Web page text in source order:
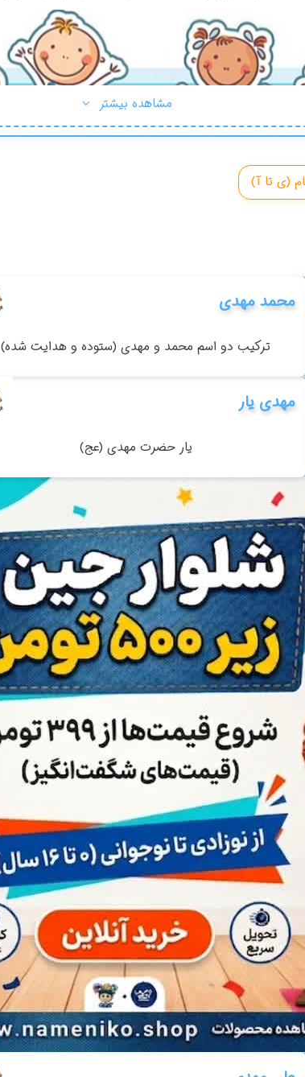
مشاهده بیشتر
(ی تا آ)
محمد مهدی
ترکیب دو اسم محمد و مهدی (ستوده و هدایت شده)
مهدی یار
یار حضرت مهدی (عج)